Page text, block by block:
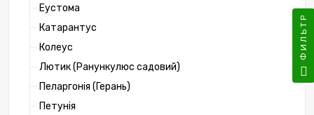
Еустома
Катарантус
Колеус
Лютик (Ранункулюс садовий)
Пеларгонія (Герань)
Петунія
ФИЛЬТР